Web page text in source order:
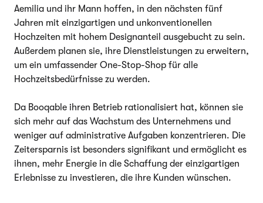
Aemilia und ihr Mann hoffen, in den nächsten fünf
Jahren mit einzigartigen und unkonventionellen
Hochzeiten mit hohem Designanteil ausgebucht zu sein.
Außerdem planen sie, ihre Dienstleistungen zu erweitern,
um ein umfassender One-Stop-Shop für alle
Hochzeitsbedürfnisse zu werden.
Da Booqable ihren Betrieb rationalisiert hat, können sie
sich mehr auf das Wachstum des Unternehmens und
weniger auf administrative Aufgaben konzentrieren. Die
Zeitersparnis ist besonders signifikant und ermöglicht es
ihnen, mehr Energie in die Schaffung der einzigartigen
Erlebnisse zu investieren, die ihre Kunden wünschen.